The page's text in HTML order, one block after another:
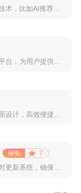
玩乐购软件通过引入最新的技术，比如AI推荐算法、AR试穿功能...
轻漫画通过高效的内容分发平台，为用户提供高清、全彩的漫画阅读...
7